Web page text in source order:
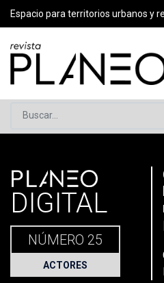
Espacio para territorios urbanos y
Buscar...
Portada» Planeo Hoy
PLANEO
DIGITAL
NÚMERO 25
ACTORES